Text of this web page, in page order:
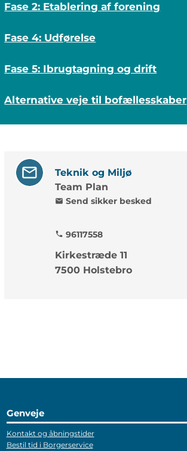
Fase 2: Etablering af forening
Fase 4: Udførelse
Fase 5: Ibrugtagning og drift
Alternative veje til bofællesskaber
Teknik og Miljø
Team Plan
mail Send sikker besked
phone 96117558
Kirkestræde 11
7500 Holstebro
Genveje
Kontakt og åbningstider
Bestil tid i Borgerservice